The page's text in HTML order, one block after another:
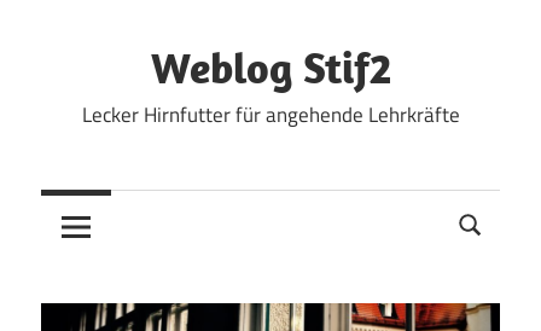
Weblog Stif2
Lecker Hirnfutter für angehende Lehrkräfte